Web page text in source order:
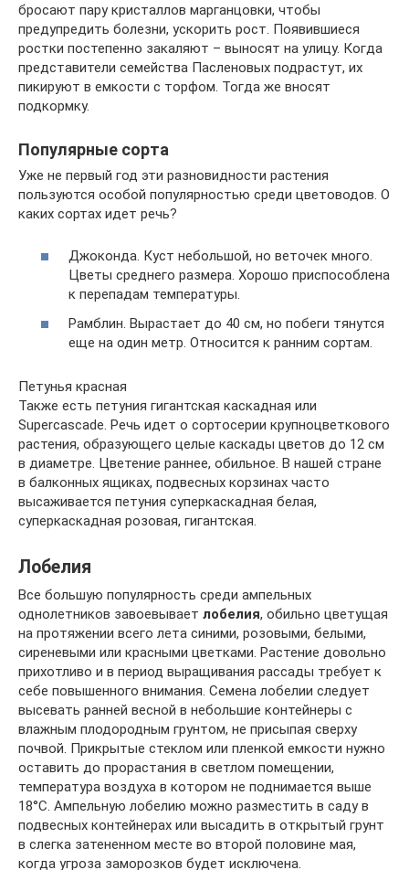
бросают пару кристаллов марганцовки, чтобы
предупредить болезни, ускорить рост. Появившиеся
ростки постепенно закаляют – выносят на улицу. Когда
представители семейства Пасленовых подрастут, их
пикируют в емкости с торфом. Тогда же вносят
подкормку.
Популярные сорта
Уже не первый год эти разновидности растения
пользуются особой популярностью среди цветоводов. О
каких сортах идет речь?
Джоконда. Куст небольшой, но веточек много.
Цветы среднего размера. Хорошо приспособлена
к перепадам температуры.
Рамблин. Вырастает до 40 см, но побеги тянутся
еще на один метр. Относится к ранним сортам.
Петунья красная
Также есть петуния гигантская каскадная или
Supercascade. Речь идет о сортосерии крупноцветкового
растения, образующего целые каскады цветов до 12 см
в диаметре. Цветение раннее, обильное. В нашей стране
в балконных ящиках, подвесных корзинах часто
высаживается петуния суперкаскадная белая,
суперкаскадная розовая, гигантская.
Лобелия
Все большую популярность среди ампельных
однолетников завоевывает лобелия, обильно цветущая
на протяжении всего лета синими, розовыми, белыми,
сиреневыми или красными цветками. Растение довольно
прихотливо и в период выращивания рассады требует к
себе повышенного внимания. Семена лобелии следует
высевать ранней весной в небольшие контейнеры с
влажным плодородным грунтом, не присыпая сверху
почвой. Прикрытые стеклом или пленкой емкости нужно
оставить до прорастания в светлом помещении,
температура воздуха в котором не поднимается выше
18°C. Ампельную лобелию можно разместить в саду в
подвесных контейнерах или высадить в открытый грунт
в слегка затененном месте во второй половине мая,
когда угроза заморозков будет исключена.